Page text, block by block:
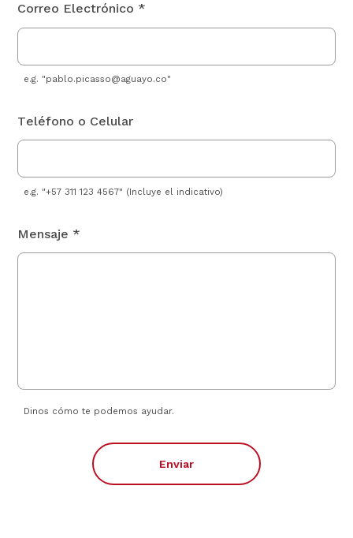
Correo Electrónico *
e.g. "pablo.picasso@aguayo.co"
Teléfono o Celular
e.g. "+57 311 123 4567" (Incluye el indicativo)
Mensaje *
Dinos cómo te podemos ayudar.
Enviar